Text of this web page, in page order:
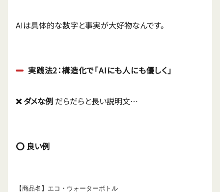
AIは具体的な数字と事実が大好物なんです。
実践法2：構造化で「AIにも人にも優しく」
❌ ダメな例 だらだらと長い説明文…
⭕ 良い例
【商品名】エコ・ウォーターボトル